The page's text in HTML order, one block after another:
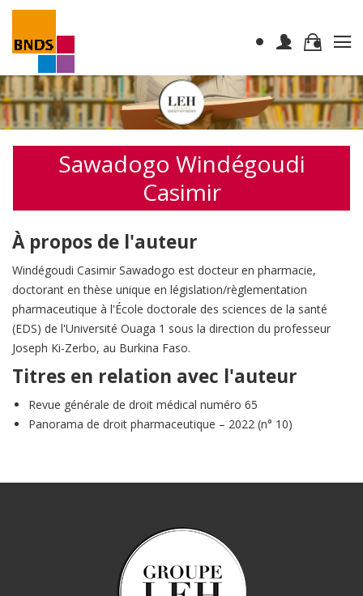
Sawadogo Windégoudi
Casimir
À propos de l'auteur
Windégoudi Casimir Sawadogo est docteur en pharmacie,
doctorant en thèse unique en législation/règlementation
pharmaceutique à l'École doctorale des sciences de la santé
(EDS) de l'Université Ouaga 1 sous la direction du professeur
Joseph Ki-Zerbo, au Burkina Faso.
Titres en relation avec l'auteur
Revue générale de droit médical numéro 65
Panorama de droit pharmaceutique – 2022 (n° 10)